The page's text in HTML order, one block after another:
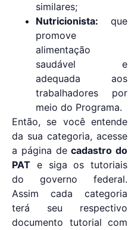
similares;
Nutricionista: que
promove
alimentação
saudável e
adequada aos
trabalhadores por
meio do Programa.
Então, se você entende
da sua categoria, acesse
a página decadastro do
PAT e siga os tutoriais
do governo federal.
Assim cada categoria
terá seu respectivo
documento tutorial com